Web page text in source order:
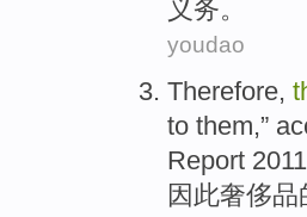
义务。
youdao
Therefore,
to them,”
Report
因此奢侈品